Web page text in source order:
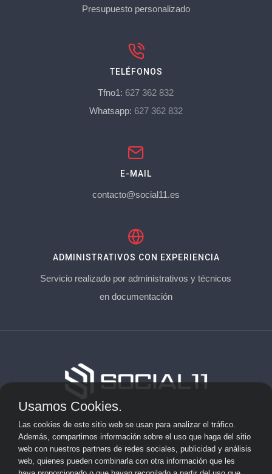
Presupuesto personalizado
TELÉFONOS
Tfno1: 627 362 832
Whatsapp: 627 362 832
E-MAIL
contacto@social11.es
ADMINISTRATIVOS CON EXPERIENCIA
Servicio realizado por administrativos y técnicos
en documentación
Aviso Legal
Privacidad
Cookies
Usamos Cookies.
Las cookies de este sitio web se usan para analizar el tráfico.
Además, compartimos información sobre el uso que haga del sitio
web con nuestros partners de redes sociales, publicidad y análisis
web, quienes pueden combinarla con otra información que les